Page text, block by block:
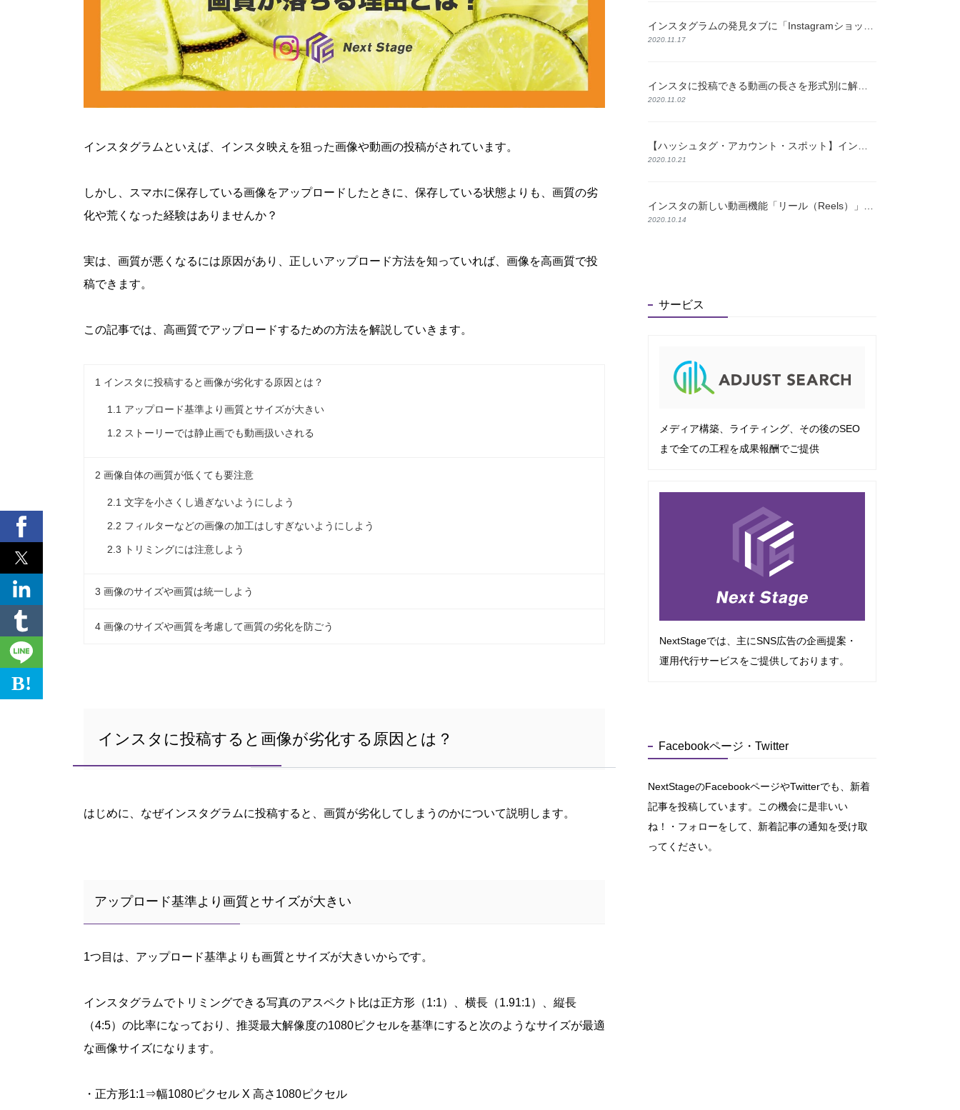
B!
インスタグラムといえば、インスタ映えを狙った画像や動画の投稿がされています。
しかし、スマホに保存している画像をアップロードしたときに、保存している状態よりも、画質の劣
化や荒くなった経験はありませんか？
実は、画質が悪くなるには原因があり、正しいアップロード方法を知っていれば、画像を高画質で投
稿できます。
この記事では、高画質でアップロードするための方法を解説していきます。
1 インスタに投稿すると画像が劣化する原因とは？
1.1 アップロード基準より画質とサイズが大きい
1.2 ストーリーでは静止画でも動画扱いされる
2 画像自体の画質が低くても要注意
2.1 文字を小さくし過ぎないようにしよう
2.2 フィルターなどの画像の加工はしすぎないようにしよう
2.3 トリミングには注意しよう
3 画像のサイズや画質は統一しよう
4 画像のサイズや画質を考慮して画質の劣化を防ごう
インスタに投稿すると画像が劣化する原因とは？
はじめに、なぜインスタグラムに投稿すると、画質が劣化してしまうのかについて説明します。
アップロード基準より画質とサイズが大きい
1つ目は、アップロード基準よりも画質とサイズが大きいからです。
インスタグラムでトリミングできる写真のアスペクト比は正方形（1:1）、横長（1.91:1）、縦長
（4:5）の比率になっており、推奨最大解像度の1080ピクセルを基準にすると次のようなサイズが最適
な画像サイズになります。
・正方形1:1⇒幅1080ピクセル X 高さ1080ピクセル
2020.11.17
2020.11.02
2020.10.21
2020.10.14
サービス
メディア構築、ライティング、その後のSEO
まで全ての工程を成果報酬でご提供
NextStageでは、主にSNS広告の企画提案・
運用代行サービスをご提供しております。
Facebookページ・Twitter
NextStageのFacebookページやTwitterでも、新着
記事を投稿しています。この機会に是非いい
ね！・フォローをして、新着記事の通知を受け取
ってください。